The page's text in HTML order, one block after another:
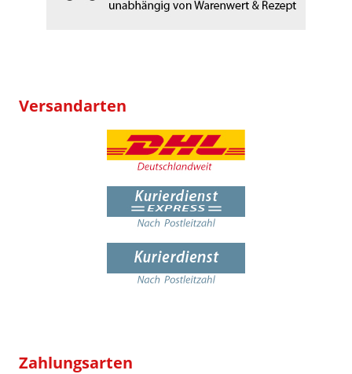
Versandarten
Zahlungsarten